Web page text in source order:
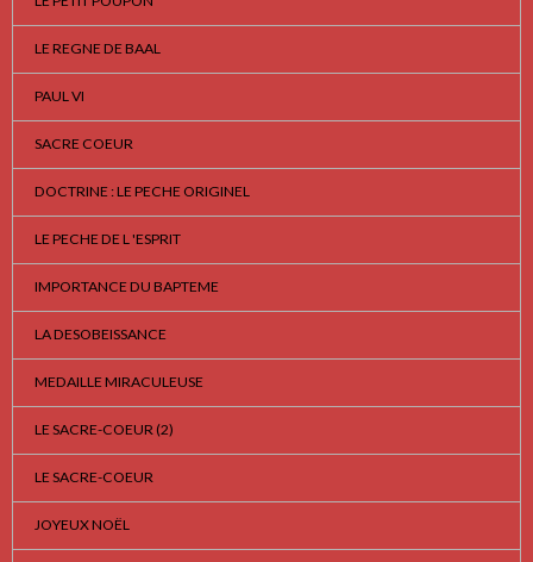
LE REGNE DE BAAL
PAUL VI
SACRE COEUR
DOCTRINE : LE PECHE ORIGINEL
LE PECHE DE L 'ESPRIT
IMPORTANCE DU BAPTEME
LA DESOBEISSANCE
MEDAILLE MIRACULEUSE
LE SACRE-COEUR (2)
LE SACRE-COEUR
JOYEUX NOËL